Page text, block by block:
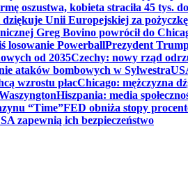
oszustwa, kobieta straciła 45 tys.
dziękuje Unii Europejskiej za pożyczkę
Greg Bovino powrócił do
losowanie PowerballPrezydent
od 2035Czechy: nowy rząd
ataków bombowych w Sylwestra
wzrostu płacChicago: mężczyzna
Hiszpania: media
“Time”FED obniża stopy
zapewnią ich bezpieczeństwo